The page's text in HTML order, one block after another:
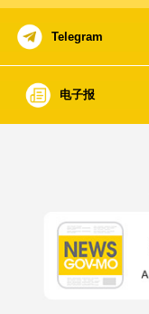
Telegram
电子报